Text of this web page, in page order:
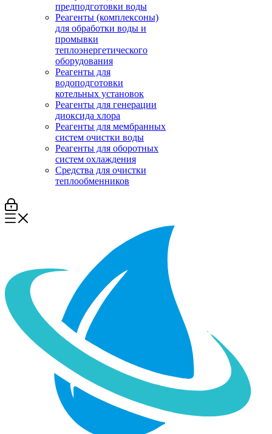
предподготовки воды
Реагенты (комплексоны)
для обработки воды и
промывки
теплоэнергетического
оборудования
Реагенты для
водоподготовки
котельных установок
Реагенты для генерации
диоксида хлора
Реагенты для мембранных
систем очистки воды
Реагенты для оборотных
систем охлаждения
Средства для очистки
теплообменников